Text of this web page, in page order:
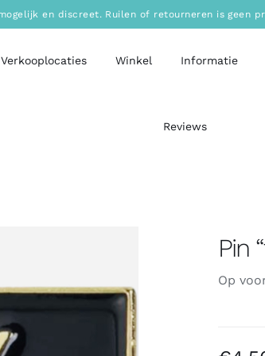
en discreet. Ruilen of retourneren is geen
Verkooplocaties Winkel Informatie
Reviews
Pin
Op